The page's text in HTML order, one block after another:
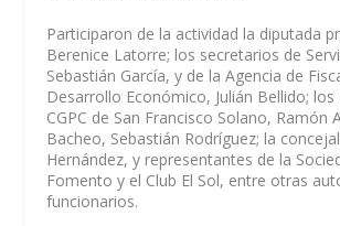
Participaron de la actividad la diputada
Berenice Latorre; los secretarios de
Sebastián García, y de la Agencia de
Desarrollo Económico, Julián Bellido;
CGPC de San Francisco Solano, Ramón
Bacheo, Sebastián Rodríguez; la
Hernández, y representantes de la
Fomento y el Club El Sol, entre otras
funcionarios.